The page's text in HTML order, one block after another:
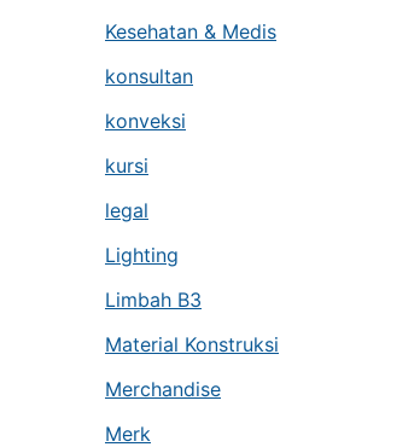
Kesehatan & Medis
konsultan
konveksi
kursi
legal
Lighting
Limbah B3
Material Konstruksi
Merchandise
Merk